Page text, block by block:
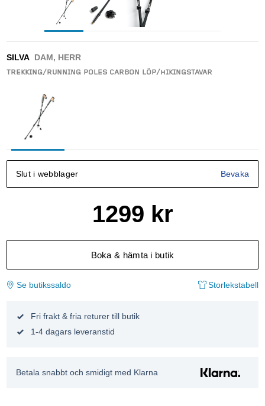
SILVA DAM, HERR
TREKKING/RUNNING POLES CARBON LÖP/HIKINGSTAVAR
Slut i webblager Bevaka
1299 kr
Boka & hämta i butik
Se butikssaldo Storlekstabell
Fri frakt & fria returer till butik
1-4 dagars leveranstid
Betala snabbt och smidigt med Klarna